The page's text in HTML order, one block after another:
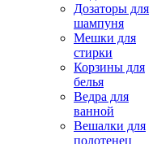
Дозаторы для
шампуня
Мешки для
стирки
Корзины для
белья
Ведра для
ванной
Вешалки для
полотенец